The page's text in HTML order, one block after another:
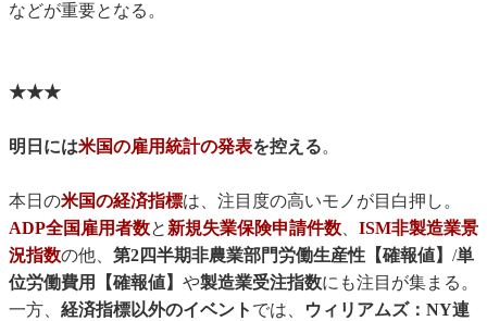
などが重要となる。
★★★
明日には米国の雇用統計の発表を控える。
本日の米国の経済指標は、注目度の高いモノが目白押し。
ADP全国雇用者数と新規失業保険申請件数、 ISM非製造業景
況指数の他、 第2四半期非農業部門労働生産性【確報値】 /単
位労働費用【確報値】 や製造業受注指数にも注目が集まる。
一方、 経済指標以外のイベント では、
ウィリアムズ：NY連